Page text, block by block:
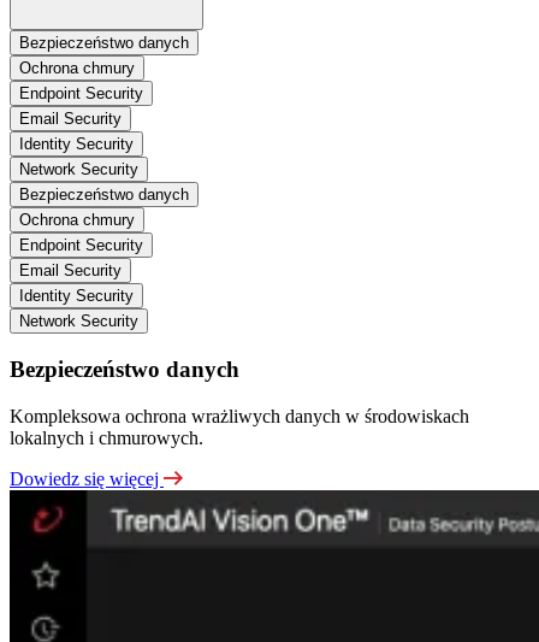
Bezpieczeństwo danych
Ochrona chmury
Endpoint Security
Email Security
Identity Security
Network Security
Bezpieczeństwo danych
Ochrona chmury
Endpoint Security
Email Security
Identity Security
Network Security
Bezpieczeństwo danych
Kompleksowa ochrona wrażliwych danych w środowiskach
lokalnych i chmurowych.
Dowiedz się więcej